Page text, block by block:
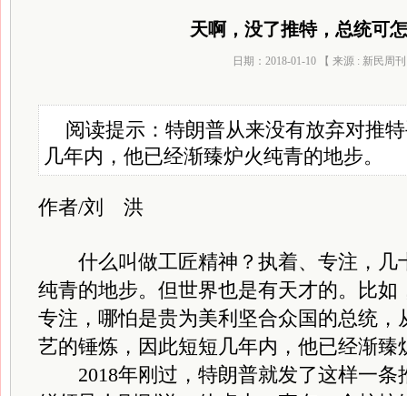
天啊，没了推特，总统可
日期：2018-01-10 【 来源 : 新民周
阅读提示：特朗普从来没有放弃对推
几年内，他已经渐臻炉火纯青的地步。
作者/刘 洪
什么叫做工匠精神？执着、专注，几
纯青的地步。但世界也是有天才的。比如
专注，哪怕是贵为美利坚合众国的总统，
艺的锤炼，因此短短几年内，他已经渐臻
2018年刚过，特朗普就发了这样一条